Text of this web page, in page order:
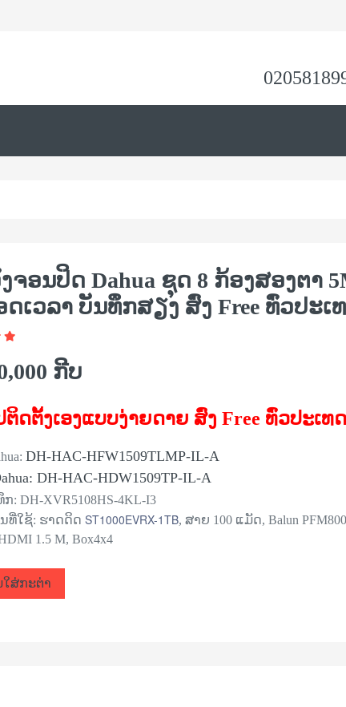
ຈອນປິດ Dahua ຊຸດ 8 ກ້ອງສອງຕາ
ເວລາ ບັນທຶກສຽງ ສົ່ງ Free ທົ່ວປະເ
ກີບ
ດຕັ້ງເອງແບບງ່າຍດາຍ ສົ່ງ Free ທົ່ວປະເທດ
DH-HAC-HFW1509TLMP-IL-A
DH-HAC-HDW1509TP-IL-A
: DH-XVR5108HS-4KL-I3
ທີ່ໃຊ້: ຮາດດິດ ST1000EVRX-1TB, ສາຍ 100 ແມັດ, Balun
1.5 M, Box4x4
ໃສ່ກະຕ່າ